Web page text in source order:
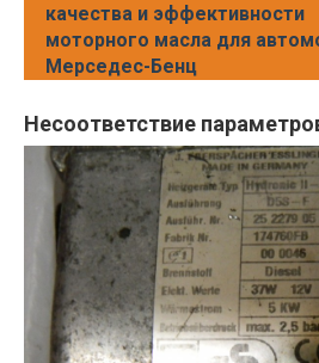
качества и эффективности
моторного масла для
Мерседес-Бенц
Несоответствие